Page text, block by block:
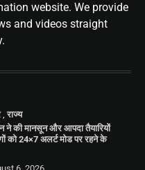
website. We provide
and videos straight
,राज्य
ने की मानसून और आपदा तैयारियों
को 24×7 अलर्ट मोड पर रहने के